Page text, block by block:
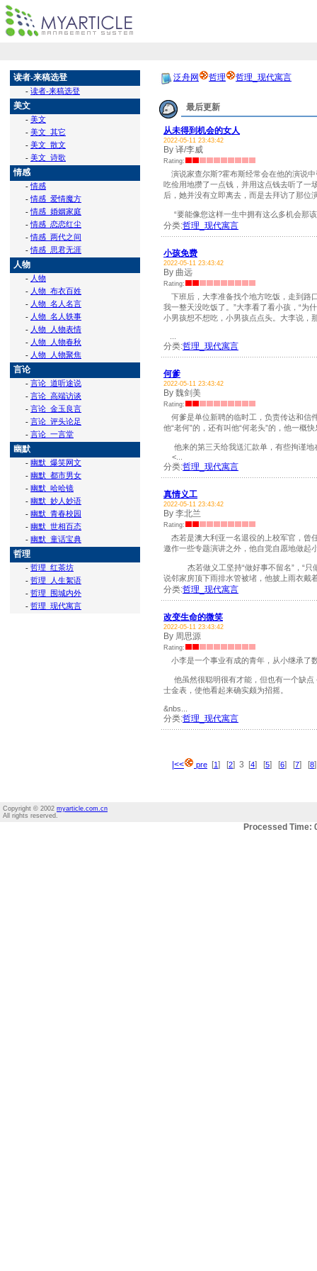
读者-来稿选登
- 读者-来稿选登
美文
- 美文
- 美文_其它
- 美文_散文
- 美文_诗歌
情感
-情感
-情感_爱情魔方
-情感_婚姻家庭
-情感_恋恋红尘
-情感_两代之间
-情感_思君无涯
人物
- 人物
- 人物_布衣百姓
- 人物_名人名言
- 人物_名人轶事
- 人物_人物表情
- 人物_人物春秋
- 人物_人物聚焦
言论
- 言论_道听途说
- 言论_高端访谈
- 言论_金玉良言
- 言论_评头论足
- 言论_一言堂
幽默
- 幽默_爆笑网文
- 幽默_都市男女
- 幽默_哈哈镜
- 幽默_妙人妙语
- 幽默_青春校园
- 幽默_世相百态
- 幽默_童话宝典
哲理
- 哲理_红茶坊
- 哲理_人生絮语
- 哲理_围城内外
- 哲理_现代寓言
泛舟网 哲理 哲理_现代寓言
最后更新
从未得到机会的女人
2022-05-11 23:43:42
By 译/李威
Rating:
演说家查尔斯?霍布斯经常会在他的演说
吃俭用地攒了一点钱，并用这点钱去听了一
后，她并没有立即离去，而是去拜访了那位
“要能像您这样一生中拥有这么多机会那
分类:哲理_现代寓言
小孩免费
2022-05-11 23:43:42
By 曲远
Rating:
下班后，大李准备找个地方吃饭，走到路
我一整天没吃饭了。”大李看了看小孩，“为
小男孩想不想吃，小男孩点点头。大李说
分类:哲理_现代寓言
何爹
2022-05-11 23:43:42
By 魏剑美
Rating:
何爹是单位新聘的临时工，负责传达和信
他“老何”的，还有叫他“何老头”的，他一
他来的第三天给我送汇款单，有些拘谨地
<...
分类:哲理_现代寓言
真情义工
2022-05-11 23:43:42
By 李北兰
Rating:
杰若是澳大利亚一名退役的上校军官，曾
邀作一些专题演讲之外，他自觉自愿地做起
杰若做义工坚持“做好事不留名”，“只做
说邻家房顶下雨排水管被堵，他披上雨衣戴
分类:哲理_现代寓言
改变生命的微笑
2022-05-11 23:43:42
By 周思源
Rating:
小李是一个事业有成的青年，从小继承了
他虽然很聪明很有才能，但也有一个缺点
士金表，使他看起来确实颇为招摇。
&nbs...
分类:哲理_现代寓言
|<< pre [1] [2] 3 [4] [5] [6] [7] [8
Copyright © 2002 myarticle.com.cn
All rights reserved.
Processed Time: